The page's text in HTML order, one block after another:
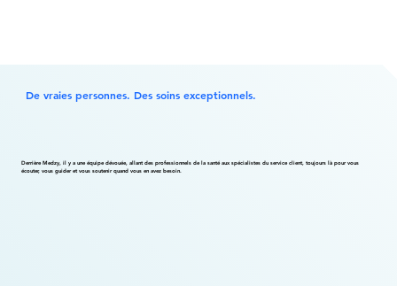
De vraies personnes. Des soins exceptionnels.
Derrière Medzy, il y a une équipe dévouée, allant des professionnels de la santé aux spécialistes du service client, toujours là pour vous
écouter, vous guider et vous soutenir quand vous en avez besoin.